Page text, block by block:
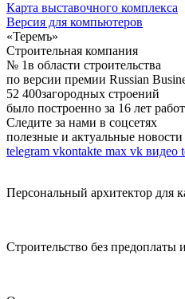
Карта выставочного комплекса
Версия для компьютеров
«Теремъ»
Строительная компания
№ 1в области строительства
по версии премии Russian
52 400загородных строений
было построенно за 16 лет
Следите за нами в соцсетях
полезные и актуальные новости
telegram vkontakte max vk видео
Персональный архитектор для
Строительство без предоплаты